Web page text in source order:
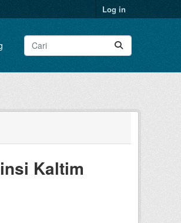
Log in
Kaltim